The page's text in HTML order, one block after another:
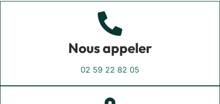
Nous appeler
02 59 22 82 05